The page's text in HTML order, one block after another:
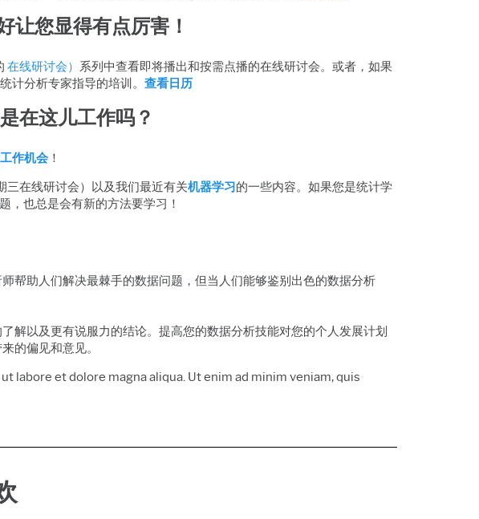
让您显得有点厉害！
在线研讨会） 系列中查看即将播出和按需点播的在线研讨会。或者，如果
计分析专家指导的培训。 查看日历
在这儿工作吗？
作机会 ！
在线研讨会）以及我们最近有关机器学习的一些内容。如果您是统计学
，也总是会有新的方法要学习！
帮助人们解决最棘手的数据问题，但当人们能够鉴别出色的数据分析
解以及更有说服力的结论。提高您的数据分析技能对您的个人发展计划
的偏见和意见。
et dolore magna aliqua. Ut enim ad minim veniam, quis